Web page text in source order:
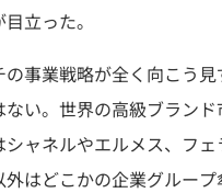
立った。
の事業戦略が全く向こう
ない。世界の高級ブラン
シャネルやエルメス、フ
外はどこかの企業グルー